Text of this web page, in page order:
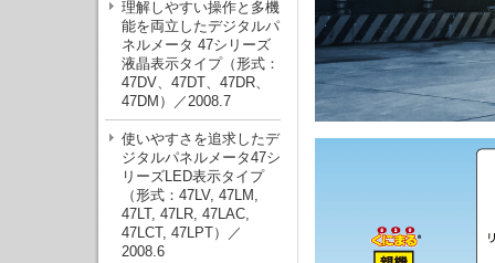
理解しやすい操作と多機
能を両立したデジタルパ
ネルメータ 47シリーズ
液晶表示タイプ（形式：
47DV、47DT、47DR、
47DM）／2008.7
使いやすさを追求したデ
ジタルパネルメータ47シ
リーズLED表示タイプ
（形式：47LV, 47LM,
47LT, 47LR, 47LAC,
47LCT, 47LPT）／
2008.6